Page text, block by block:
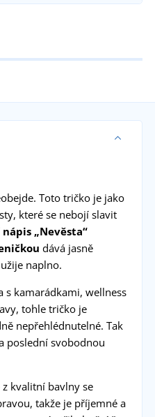
Toto tričko je jako
které se nebojí slavit
„Nevěsta“
dává jasně
naplno.
s kamarádkami, wellness
tohle tričko je
nepřehlédnutelné. Tak
poslední svobodnou
kvalitní bavlny se
takže je příjemné a